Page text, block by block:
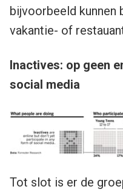
bijvoorbeeld kunnen
vakantie- of
Inactives: op geen
social media
Tot slot is er de